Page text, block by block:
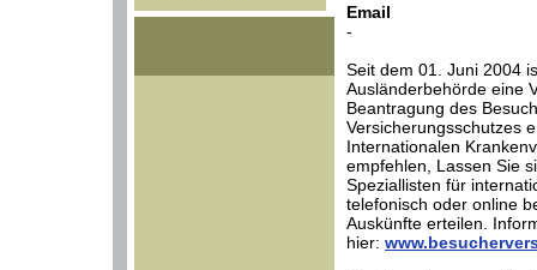
Email
-
Seit dem 01. Juni 2004
Ausländerbehörde eine
Beantragung des
Versicherungsschutzes
Internationalen
empfehlen, Lassen Sie
Speziallisten für
telefonisch oder online
Auskünfte erteilen.
hier: